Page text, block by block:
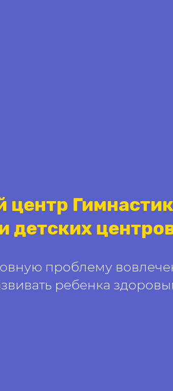
центр
детских
проблему
ребенка